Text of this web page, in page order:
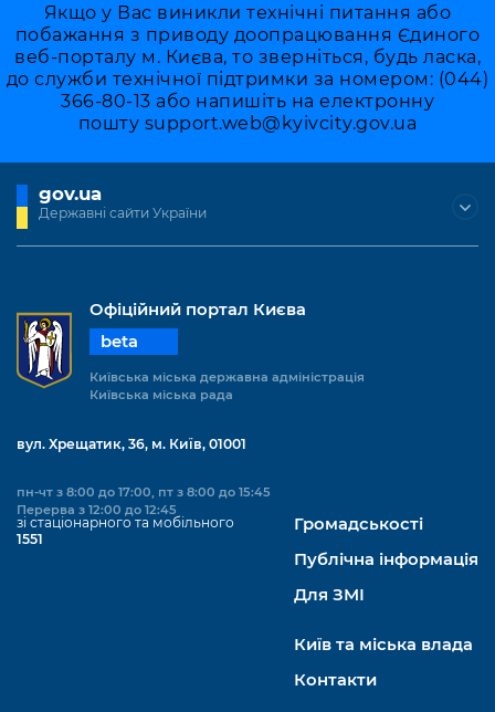
Якщо у Вас виникли технічні питання або
побажання з приводу доопрацювання Єдиного
веб-порталу м. Києва, то зверніться, будь ласка,
до служби технічної підтримки за номером: (044)
366-80-13 або напишіть на електронну
пошту support.web@kyivcity.gov.ua
gov.ua
Державні сайти України
Офіційний портал Києва
beta
Київська міська державна адміністрація
Київська міська рада
вул. Хрещатик, 36, м. Київ, 01001
пн-чт з 8:00 до 17:00, пт з 8:00 до 15:45
Перерва з 12:00 до 12:45
зі стаціонарного та мобільного
1551
Громадськості
Публічна інформація
Для ЗМІ
Київ та міська влада
Контакти